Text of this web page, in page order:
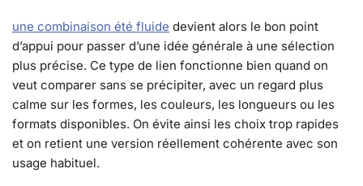
une combinaison été fluide devient alors le bon point
d’appui pour passer d’une idée générale à une sélection
plus précise. Ce type de lien fonctionne bien quand on
veut comparer sans se précipiter, avec un regard plus
calme sur les formes, les couleurs, les longueurs ou les
formats disponibles. On évite ainsi les choix trop rapides
et on retient une version réellement cohérente avec son
usage habituel.